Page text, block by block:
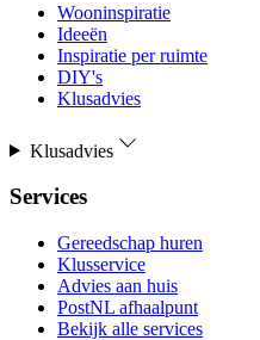
Wooninspiratie
Ideeën
Inspiratie per ruimte
DIY's
Klusadvies
Klusadvies
Services
Gereedschap huren
Klusservice
Advies aan huis
PostNL afhaalpunt
Bekijk alle services